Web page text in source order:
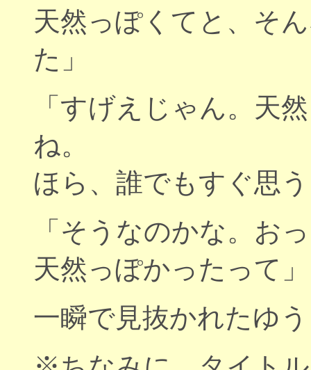
天然っぽくてと、そ
た」
「すげえじゃん。天
ね。
ほら、誰でもすぐ思
「そうなのかな。お
天然っぽかったって」
一瞬で見抜かれたゆ